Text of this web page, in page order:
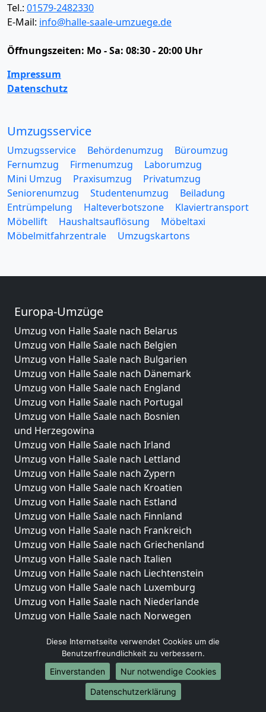
Tel.: 01579-2482330
E-Mail: info@halle-saale-umzuege.de
Öffnungszeiten: Mo - Sa: 08:30 - 20:00 Uhr
Impressum
Datenschutz
Umzugsservice
Umzugsservice Behördenumzug
Büroumzug
Fernumzug
Firmenumzug
Laborumzug
Mini Umzug
Praxisumzug
Privatumzug
Seniorenumzug
Studentenumzug
Beiladung
Entrümpelung
Halteverbotszone
Klaviertransport
Möbellift
Haushaltsauflösung
Möbeltaxi
Möbelmitfahrzentrale
Umzugskartons
Europa-Umzüge
Umzug von Halle Saale nach Belarus
Umzug von Halle Saale nach Belgien
Umzug von Halle Saale nach Bulgarien
Umzug von Halle Saale nach Dänemark
Umzug von Halle Saale nach England
Umzug von Halle Saale nach Portugal
Umzug von Halle Saale nach Bosnien
und Herzegowina
Umzug von Halle Saale nach Irland
Umzug von Halle Saale nach Lettland
Umzug von Halle Saale nach Zypern
Umzug von Halle Saale nach Kroatien
Umzug von Halle Saale nach Estland
Umzug von Halle Saale nach Finnland
Umzug von Halle Saale nach Frankreich
Umzug von Halle Saale nach Griechenland
Umzug von Halle Saale nach Italien
Umzug von Halle Saale nach Liechtenstein
Umzug von Halle Saale nach Luxemburg
Umzug von Halle Saale nach Niederlande
Umzug von Halle Saale nach Norwegen
Umzüge-Deutschlandweit
Umzug von Halle Saale nach Berlin
Umzug von Halle Saale nach Hamburg
Umzug von Halle Saale nach München
Umzug von Halle Saale nach Köln
Diese Internetseite verwendet Cookies um die
Benutzerfreundlichkeit zu verbessern.
Einverstanden
Nur notwendige Cookies
Datenschutzerklärung